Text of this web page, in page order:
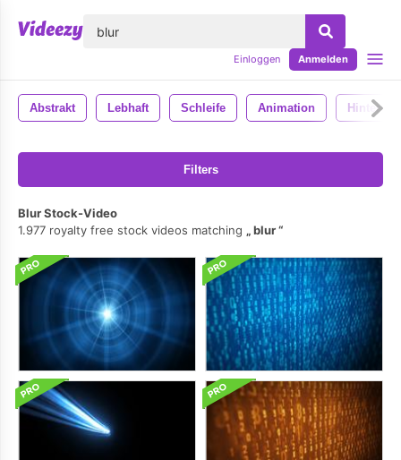
Einloggen Anmelden
Abstrakt Lebhaft Schleife Animation
Filters
Blur Stock-Video
1.977 royalty free stock videos matching
blur